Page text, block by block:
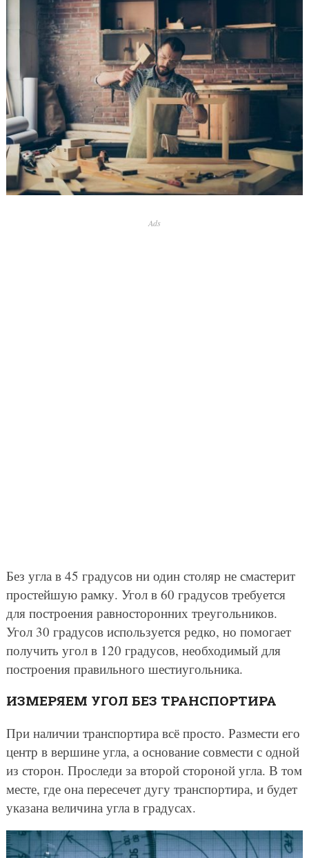
Ads
Без угла в 45 градусов ни один столяр не смастерит
простейшую рамку. Угол в 60 градусов требуется
для построения равносторонних треугольников.
Угол 30 градусов используется редко, но помогает
получить угол в 120 градусов, необходимый для
построения правильного шестиугольника.
ИЗМЕРЯЕМ УГОЛ БЕЗ ТРАНСПОРТИРА
При наличии транспортира всё просто. Размести его
центр в вершине угла, а основание совмести с одной
из сторон. Проследи за второй стороной угла. В том
месте, где она пересечет дугу транспортира, и будет
указана величина угла в градусах.